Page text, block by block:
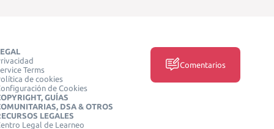
Terms
de cookies
de Cookies
GUÍAS
DSA & OTROS
LEGALES
Legal de Learneo
Comentarios